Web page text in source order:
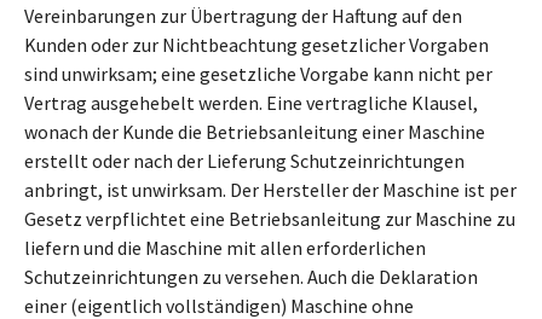
Vereinbarungen zur Übertragung der Haftung auf den
Kunden oder zur Nichtbeachtung gesetzlicher Vorgaben
sind unwirksam; eine gesetzliche Vorgabe kann nicht per
Vertrag ausgehebelt werden. Eine vertragliche Klausel,
wonach der Kunde die Betriebsanleitung einer Maschine
erstellt oder nach der Lieferung Schutzeinrichtungen
anbringt, ist unwirksam. Der Hersteller der Maschine ist per
Gesetz verpflichtet eine Betriebsanleitung zur Maschine zu
liefern und die Maschine mit allen erforderlichen
Schutzeinrichtungen zu versehen. Auch die Deklaration
einer (eigentlich vollständigen) Maschine ohne